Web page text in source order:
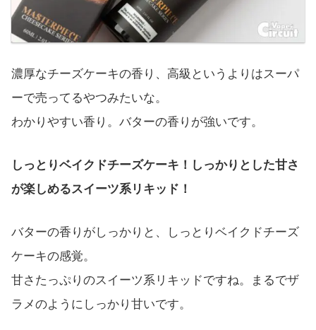
濃厚なチーズケーキの香り、高級というよりはスーパ
ーで売ってるやつみたいな。
わかりやすい香り。バターの香りが強いです。
しっとりベイクドチーズケーキ！しっかりとした甘さ
が楽しめるスイーツ系リキッド！
バターの香りがしっかりと、しっとりベイクドチーズ
ケーキの感覚。
甘さたっぷりのスイーツ系リキッドですね。まるでザ
ラメのようにしっかり甘いです。